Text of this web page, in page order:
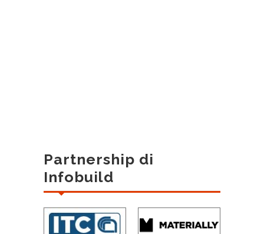
Partnership di
Infobuild